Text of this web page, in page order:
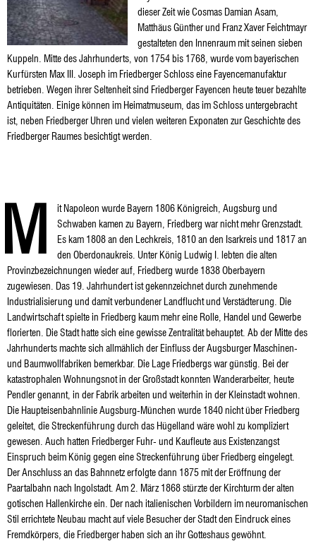
dieser Zeit wie Cosmas Damian Asam,
Matthäus Günther und Franz Xaver Feichtmayr
gestalteten den Innenraum mit seinen sieben
Kuppeln. Mitte des Jahrhunderts, von 1754 bis 1768, wurde vom bayerischen
Kurfürsten Max III. Joseph im Friedberger Schloss eine Fayencemanufaktur
betrieben. Wegen ihrer Seltenheit sind Friedberger Fayencen heute teuer bezahlte
Antiquitäten. Einige können im Heimatmuseum, das im Schloss untergebracht
ist, neben Friedberger Uhren und vielen weiteren Exponaten zur Geschichte des
Friedberger Raumes besichtigt werden.
M
it Napoleon wurde Bayern 1806 Königreich, Augsburg und
Schwaben kamen zu Bayern, Friedberg war nicht mehr Grenzstadt.
Es kam 1808 an den Lechkreis, 1810 an den Isarkreis und 1817 an
den Oberdonaukreis. Unter König Ludwig I. lebten die alten
Provinzbezeichnungen wieder auf, Friedberg wurde 1838 Oberbayern
zugewiesen. Das 19. Jahrhundert ist gekennzeichnet durch zunehmende
Industrialisierung und damit verbundener Landflucht und Verstädterung. Die
Landwirtschaft spielte in Friedberg kaum mehr eine Rolle, Handel und Gewerbe
florierten. Die Stadt hatte sich eine gewisse Zentralität behauptet. Ab der Mitte des
Jahrhunderts machte sich allmählich der Einfluss der Augsburger Maschinen-
und Baumwollfabriken bemerkbar. Die Lage Friedbergs war günstig. Bei der
katastrophalen Wohnungsnot in der Großstadt konnten Wanderarbeiter, heute
Pendler genannt, in der Fabrik arbeiten und weiterhin in der Kleinstadt wohnen.
Die Haupteisenbahnlinie Augsburg-München wurde 1840 nicht über Friedberg
geleitet, die Streckenführung durch das Hügelland wäre wohl zu kompliziert
gewesen. Auch hatten Friedberger Fuhr- und Kaufleute aus Existenzangst
Einspruch beim König gegen eine Streckenführung über Friedberg eingelegt.
Der Anschluss an das Bahnnetz erfolgte dann 1875 mit der Eröffnung der
Paartalbahn nach Ingolstadt. Am 2. März 1868 stürzte der Kirchturm der alten
gotischen Hallenkirche ein. Der nach italienischen Vorbildern im neuromanischen
Stil errichtete Neubau macht auf viele Besucher der Stadt den Eindruck eines
Fremdkörpers, die Friedberger haben sich an ihr Gotteshaus gewöhnt.